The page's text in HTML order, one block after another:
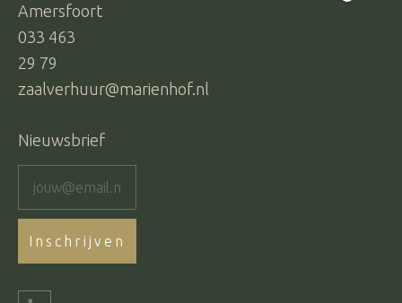
Amersfoort
033 463
29 79
zaalverhuur@marienhof.nl
Nieuwsbrief